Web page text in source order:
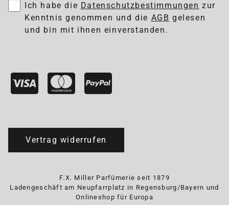
Ich habe die Datenschutzbestimmungen zur
Kenntnis genommen und die AGB gelesen
und bin mit ihnen einverstanden.
Vertrag widerrufen
F.X. Miller Parfümerie seit 1879
Ladengeschäft am Neupfarrplatz in Regensburg/Bayern und
Onlineshop für Europa